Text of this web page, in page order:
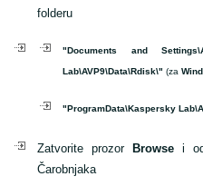
folderu
"Documents and
Lab\AVP9\Data\Rdisk\"(za
"ProgramData\Kaspersky
Zatvorite prozor Browse i
Čarobnjaka